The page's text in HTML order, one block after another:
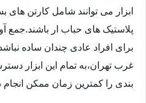
ابزار می توانند شامل کارتن های
پلاستیک های حباب ار باشند.جمع
برای افراد عادی چندان ساده
غرب تهران،به تمام این ابزار
بندی را کمترین زمان ممکن انجام